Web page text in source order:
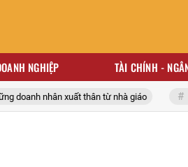
NGHIỆP TÀI CHÍNH -
nhân xuất thân từ nhà giáo